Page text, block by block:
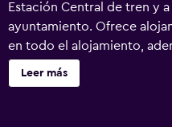
Estación Central de tren y
ayuntamiento. Ofrece
en todo el alojamiento,
Este hotel de 2 estrellas
recepción 24 horas. Este
Leer más